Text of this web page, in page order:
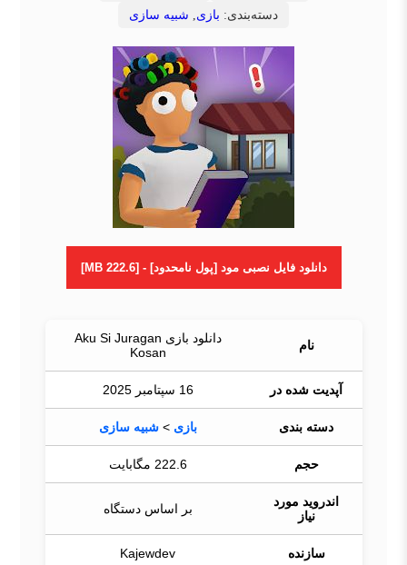
دسته‌بندی: بازی, شبیه سازی
دانلود فایل نصبی مود [پول نامحدود] - [222.6 MB]
نام
دانلود بازی Aku Si Juragan
Kosan
آپدیت شده در 16 سپتامبر 2025
دسته بندی بازی >شبیه سازی
حجم 222.6 مگابایت
اندروید مورد
نیاز
بر اساس دستگاه
سازنده Kajewdev